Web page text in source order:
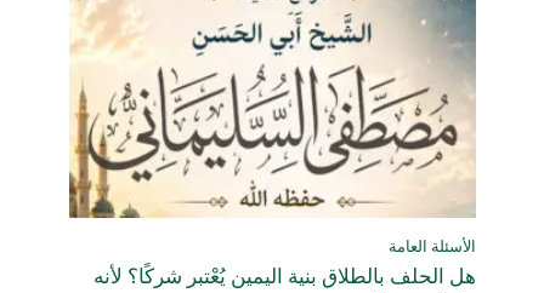
الأسئلة العامة
هل الحلف بالطلاق بنية اليمين يُعْتبر شركًا؟ لأنه